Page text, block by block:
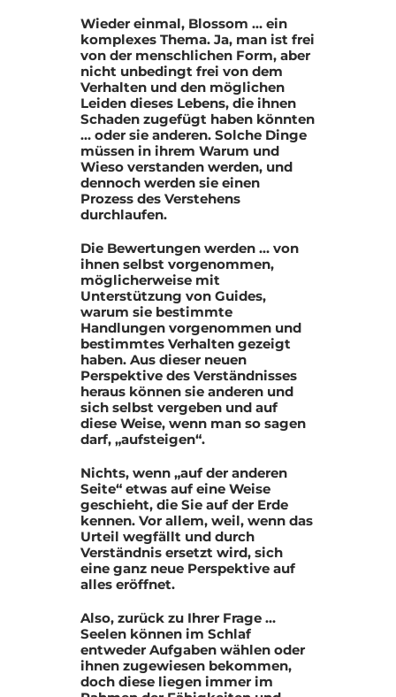
Wieder einmal, Blossom … ein
komplexes Thema. Ja, man ist frei
von der menschlichen Form, aber
nicht unbedingt frei von dem
Verhalten und den möglichen
Leiden dieses Lebens, die ihnen
Schaden zugefügt haben könnten
… oder sie anderen. Solche Dinge
müssen in ihrem Warum und
Wieso verstanden werden, und
dennoch werden sie einen
Prozess des Verstehens
durchlaufen.
Die Bewertungen werden … von
ihnen selbst vorgenommen,
möglicherweise mit
Unterstützung von Guides,
warum sie bestimmte
Handlungen vorgenommen und
bestimmtes Verhalten gezeigt
haben. Aus dieser neuen
Perspektive des Verständnisses
heraus können sie anderen und
sich selbst vergeben und auf
diese Weise, wenn man so sagen
darf, „aufsteigen“.
Nichts, wenn „auf der anderen
Seite“ etwas auf eine Weise
geschieht, die Sie auf der Erde
kennen. Vor allem, weil, wenn das
Urteil wegfällt und durch
Verständnis ersetzt wird, sich
eine ganz neue Perspektive auf
alles eröffnet.
Also, zurück zu Ihrer Frage …
Seelen können im Schlaf
entweder Aufgaben wählen oder
ihnen zugewiesen bekommen,
doch diese liegen immer im